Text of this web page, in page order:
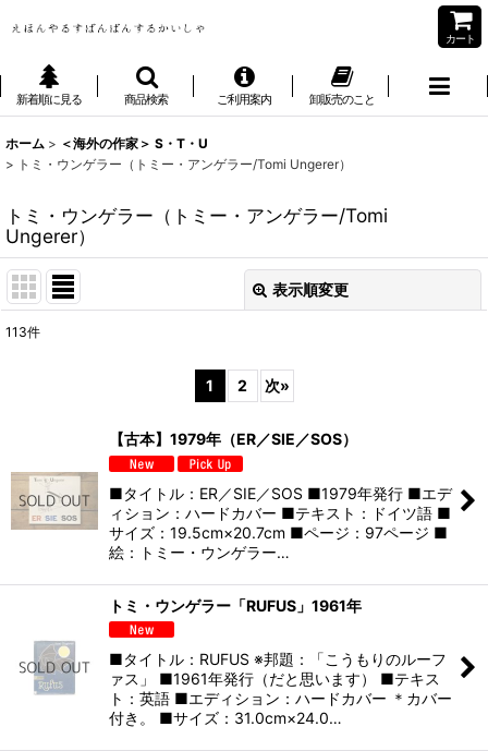
カート
新着順に見る 商品検索 ご利用案内 卸販売のこと
ホーム > ＜海外の作家＞ S・T・U
> トミ・ウンゲラー（トミー・アンゲラー/Tomi Ungerer）
トミ・ウンゲラー（トミー・アンゲラー/Tomi
Ungerer）
表示順変更
絞り込む
113件
1 2 次»
【古本】1979年（ER／SIE／SOS）
■タイトル：ER／SIE／SOS ■1979年発行 ■エデ
ィション：ハードカバー ■テキスト：ドイツ語 ■
サイズ：19.5cm×20.7cm ■ページ：97ページ ■
絵：トミー・ウンゲラー…
トミ・ウンゲラー「RUFUS」1961年
■タイトル：RUFUS ※邦題：「こうもりのルーフ
ァス」 ■1961年発行（だと思います） ■テキス
ト：英語 ■エディション：ハードカバー ＊カバー
付き。 ■サイズ：31.0cm×24.0…